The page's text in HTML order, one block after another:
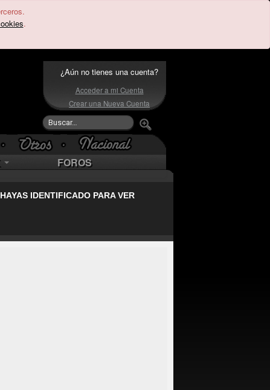
.
¿Aún no tienes una cuenta?
Acceder a mi Cuenta
Crear una Nueva Cuenta
FOROS
IDENTIFICADO PARA VER